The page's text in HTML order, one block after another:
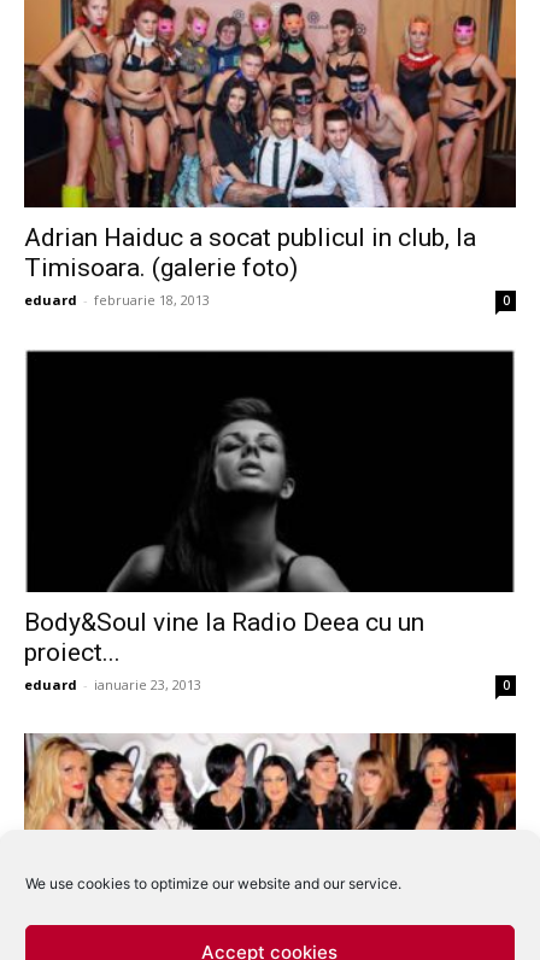
We use cookies to optimize our website and our service.
Accept cookies
Adrian Haiduc a socat publicul in club, la
Timisoara. (galerie foto)
eduard - februarie 18, 2013 0
Body&Soul vine la Radio Deea cu un
proiect...
eduard - ianuarie 23, 2013 0